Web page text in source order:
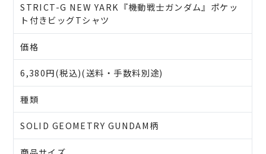
STRICT-G NEW YARK『機動戦士ガンダム』ポケッ
ト付きビッグTシャツ
価格
6,380円(税込)(送料・手数料別途)
種類
SOLID GEOMETRY GUNDAM柄